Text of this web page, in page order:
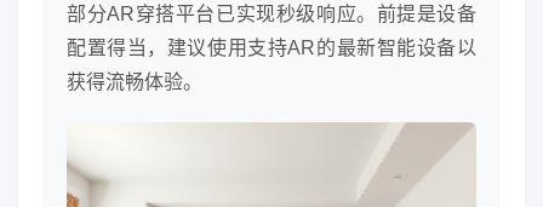
部分AR穿搭平台已实现秒级响应。前提是设备
配置得当，建议使用支持AR的最新智能设备以
获得流畅体验。